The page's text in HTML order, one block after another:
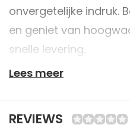
onvergetelijke indruk.
en geniet van
snelle levering.
✔ Retourneren
Lees meer
REVIEWS